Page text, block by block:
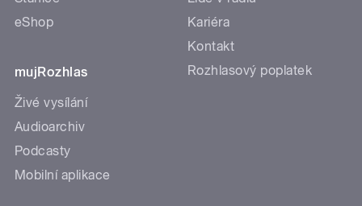
eShop
mujRozhlas
Živé vysílání
Audioarchiv
Podcasty
Mobilní aplikace
Kariéra
Kontakt
Rozhlasový poplatek